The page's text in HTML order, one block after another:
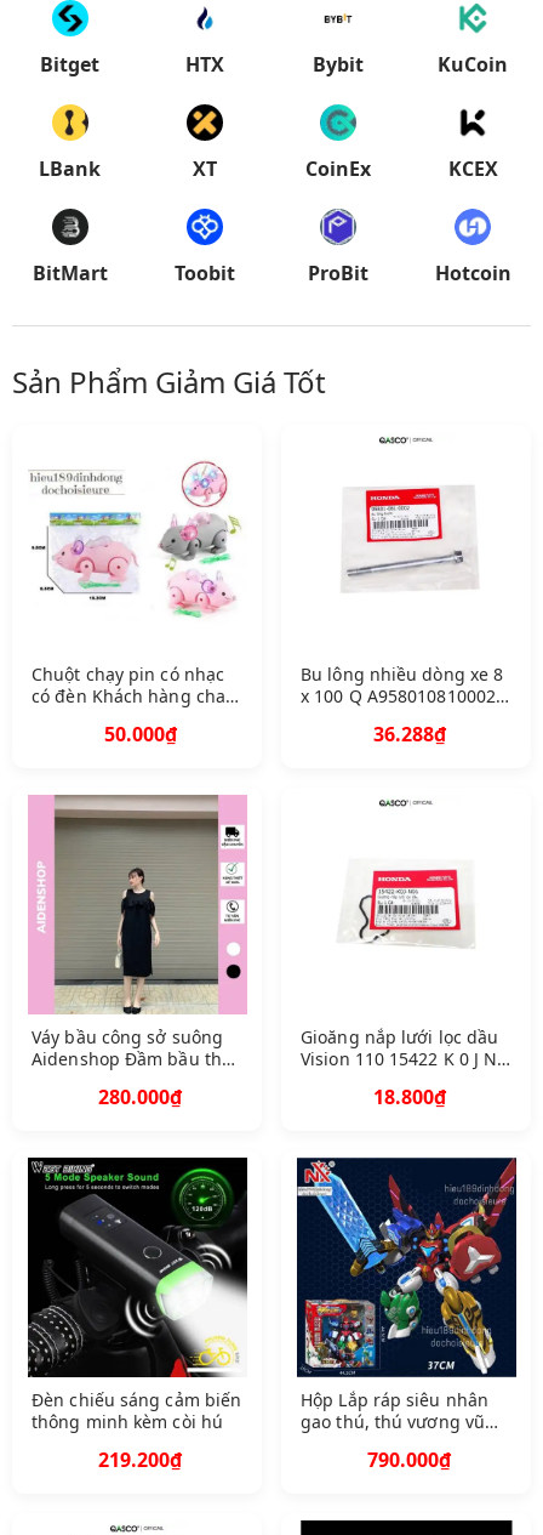
Bitget HTX Bybit KuCoin
LBank XT CoinEx KCEX
BitMart Toobit ProBit Hotcoin
Sản Phẩm Giảm Giá Tốt
Chuột chạy pin có nhạc
có đèn Khách hàng chat
50.000₫
Bu lông nhiều dòng xe 8
x 100 Q A958010810002
36.288₫
Váy bầu công sở suông
Aidenshop Đầm bầu thời
mùa hè 2022280.000₫
Gioăng nắp lưới lọc dầu
Vision 110 15422 K 0 J N
18.800₫
Đèn chiếu sáng cảm biến
thông minh kèm còi hú
219.200₫
Hộp Lắp ráp siêu nhân
gao thú, thú vương vũ
790.000₫